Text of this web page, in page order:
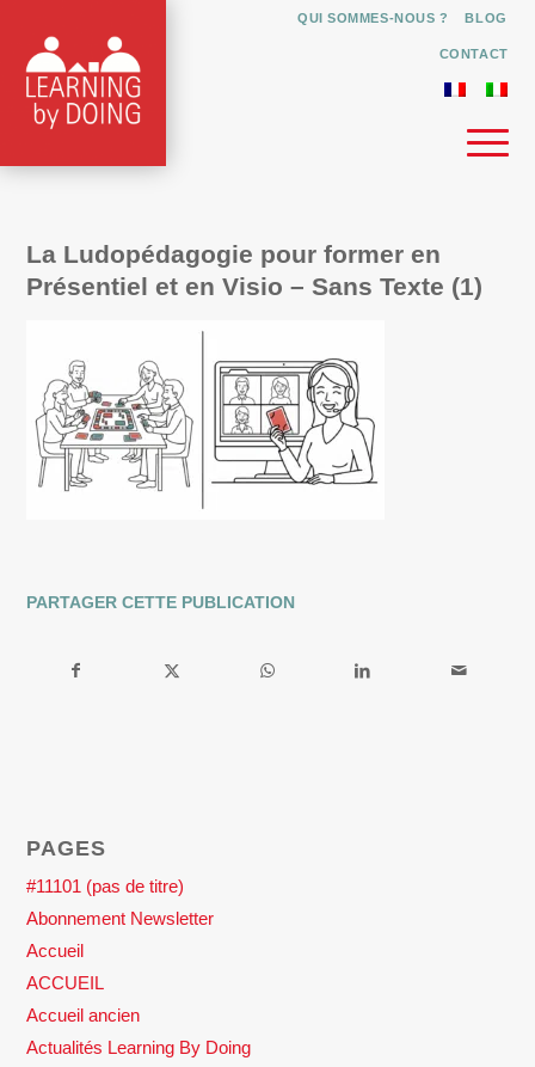
QUI SOMMES-NOUS ? BLOG
CONTACT
La Ludopédagogie pour former en
Présentiel et en Visio – Sans Texte (1)
PARTAGER CETTE PUBLICATION
PAGES
#11101 (pas de titre)
Abonnement Newsletter
Accueil
ACCUEIL
Accueil ancien
Actualités Learning By Doing